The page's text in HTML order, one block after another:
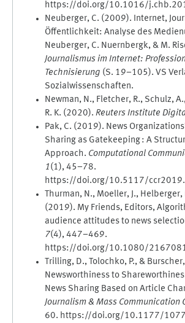
https://doi.org/10.1016/
Neuberger, C. (2009). Internet,
Öffentlichkeit: Analyse des
Neuberger, C. Nuernbergk, & M.
Journalismus im Internet:
Technisierung (S. 19–105). VS
Sozialwissenschaften.
Newman, N., Fletcher, R., Schulz,
R. K. (2020). Reuters Institute
Pak, C. (2019). News
Sharing as Gatekeeping : A
Approach. Computational
1 (1), 45–78.
https://doi.org/10.5117/
Thurman, N., Moeller, J.,
(2019). My Friends, Editors,
audience attitudes to news
7(4), 447–469.
https://doi.org/10.1080/
Trilling, D., Tolochko, P., &
Newsworthiness to
News Sharing Based on Article
Journalism & Mass Communication
60. https://doi.org/10.1177/